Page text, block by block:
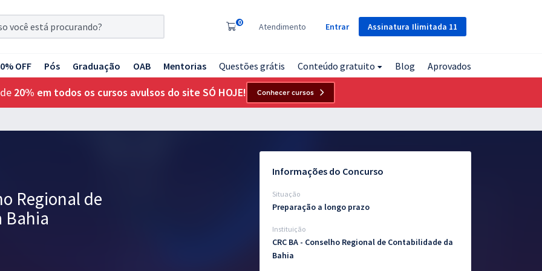
Assinatura Ilimitada 11
0 Atendimento Entrar
OFF Pós Graduação OAB Mentorias Questões grátis Conteúdo gratuito Blog Aprovados
20% em todos os cursos avulsos do site SÓ HOJE! Conhecer cursos
Regional de
Bahia
Informações do Concurso
Situação
Preparação a longo prazo
Instituição
CRC BA - Conselho Regional de Contabilidade da
Bahia